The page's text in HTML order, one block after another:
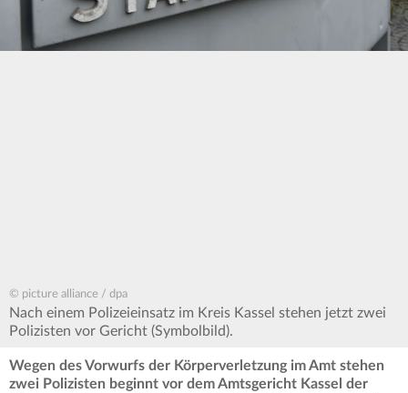
© picture alliance / dpa
Nach einem Polizeieinsatz im Kreis Kassel stehen jetzt zwei
Polizisten vor Gericht (Symbolbild).
Wegen des Vorwurfs der Körperverletzung im Amt stehen
zwei Polizisten beginnt vor dem Amtsgericht Kassel der